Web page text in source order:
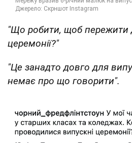
"Що робити, щоб пережити
церемонії?"
"Це занадто довго для
немає про що говорити".